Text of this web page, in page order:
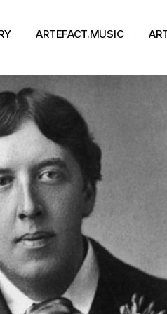
ARTEFACT.MUSIC
Виконавці
Альбоми
Концерти